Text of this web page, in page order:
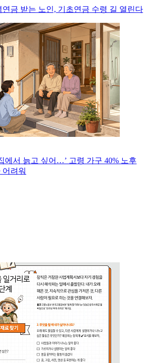
연금 받는 노인, 기초연금 수령 길 열린다
에서 늙고 싶어…’ 고령 가구 40% 노후
어려워